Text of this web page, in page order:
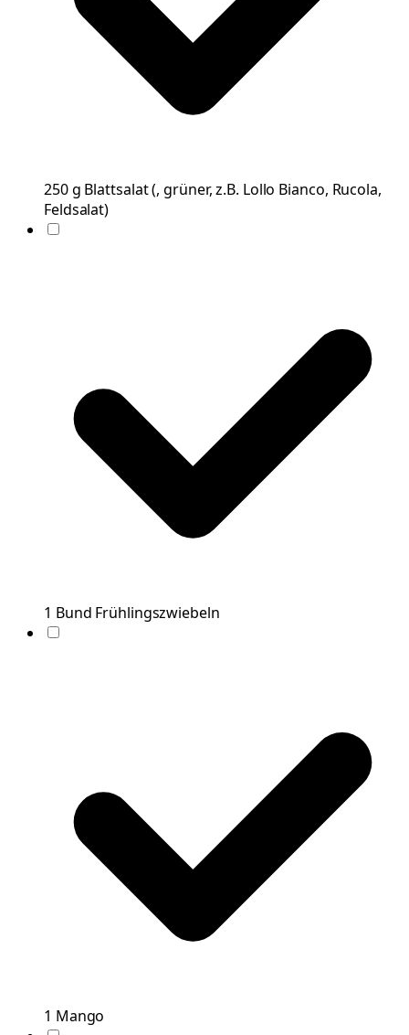
250g Blattsalat(, grüner, z.B. Lollo Bianco, Rucola,
Feldsalat)
1 Bund Frühlingszwiebeln
1 Mango